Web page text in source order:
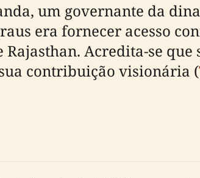
um governante da
era fornecer acesso
Acredita-se que
contribuição visionária (